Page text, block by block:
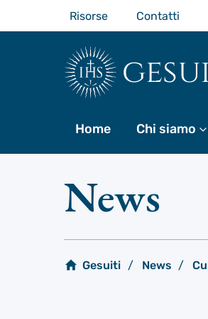
contenuto
Risorse Contatti
Home Chi siamo
News
Gesuiti News